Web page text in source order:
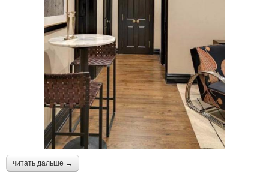
читать дальше →